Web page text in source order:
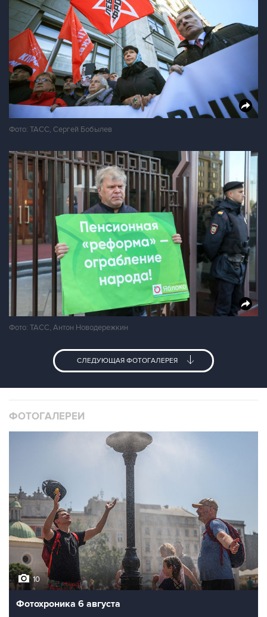
Фото: ТАСС, Сергей Бобылев
Фото: ТАСС, Антон Новодережкин
СЛЕДУЮЩАЯ ФОТОГАЛЕРЕЯ
ФОТОГАЛЕРЕИ
10
Фотохроника 6 августа